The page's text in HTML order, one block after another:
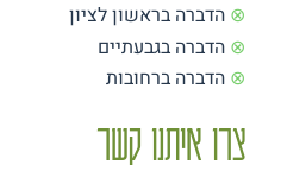
⊗ הדברה בראשון לציון
⊗ הדברה בגבעתיים
⊗ הדברה ברחובות
צרו איתנו קשר